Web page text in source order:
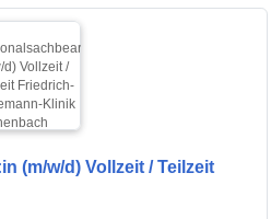
(m/w/d) Vollzeit / Teilzeit